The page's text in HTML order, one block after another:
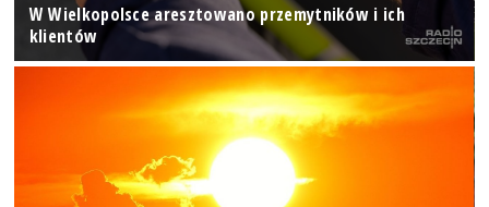
W Wielkopolsce aresztowano przemytników i ich
klientów